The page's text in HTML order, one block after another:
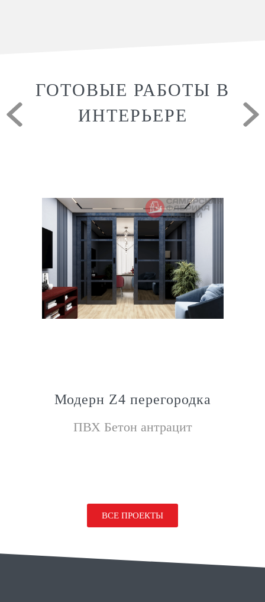
ГОТОВЫЕ РАБОТЫ В
ИНТЕРЬЕРЕ
Модерн Z4 перегородка
ПВХ Бетон антрацит
ВСЕ ПРОЕКТЫ